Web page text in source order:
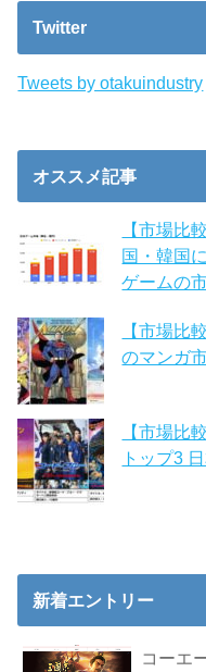
Twitter
Tweets by otakuindustry
オススメ記事
【市場比
国・韓国
ゲームの
【市場比
のマンガ
【市場比
トップ3
新着エントリー
コーエ